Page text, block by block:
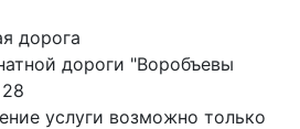
дорога
дороги "Воробъевы
услуги возможно только